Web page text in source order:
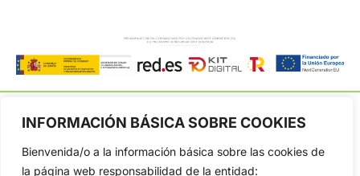
INFORMACIÓN BÁSICA SOBRE COOKIES
Bienvenida/o a la información básica sobre las cookies de
la página web responsabilidad de la entidad: